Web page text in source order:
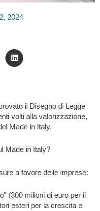
2024
il Disegno di Legge
volti alla valorizzazione,
Made in Italy.
Made in Italy?
a favore delle imprese:
(300 milioni di euro per il
esteri per la crescita e